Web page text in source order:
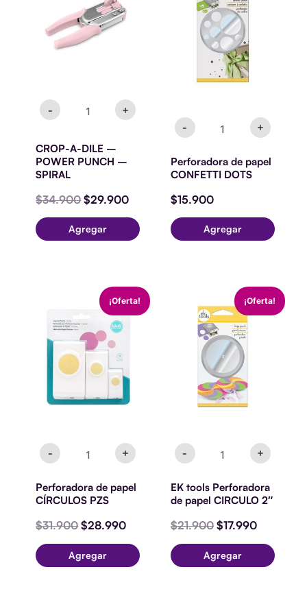
-
POWER
PUNCH
-
SPIRAL
+
CROP-A-DILE –
POWER PUNCH –
SPIRAL
$34.900
era:
$34.900.
$29.900
Agregar
-
CONFETTI
DOTS
cantidad
+
Perforadora de papel
CONFETTI DOTS
$15.900
Agregar
¡Oferta!
-
Perforadora
CÍRCULOS
PZS
cantidad
+
Perforadora de papel
CÍRCULOS PZS
$31.900
precio
original
era:
$31.900.
$28.990
precio
Agregar
¡Oferta!
-
tools
Perforadora
de
papel
CIRCULO
2"
cantidad
+
EK tools Perforadora
de papel CIRCULO 2″
$21.900
precio
original
era:
$21.900.
$17.990
precio
Agregar